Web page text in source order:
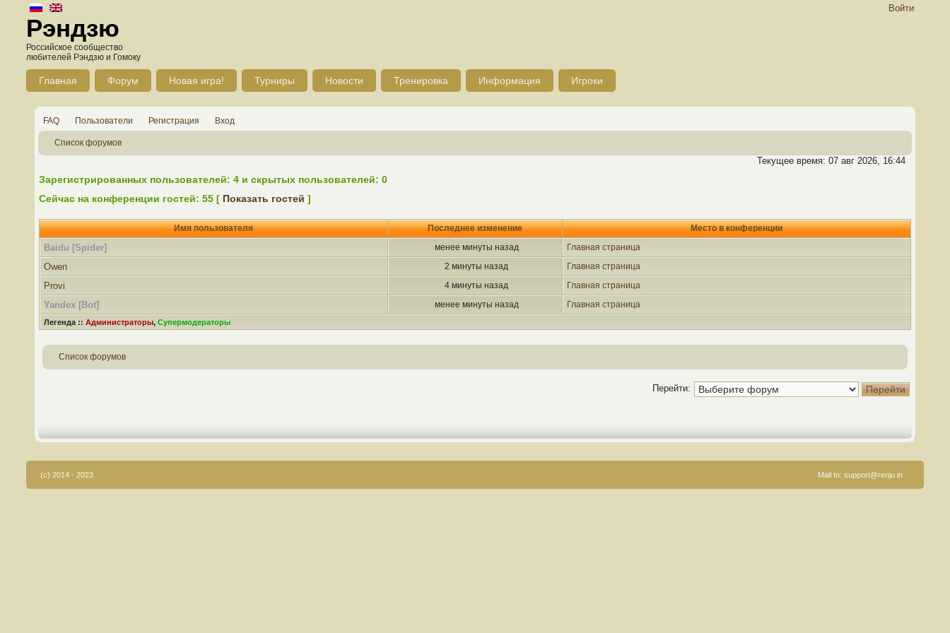
Войти
Рэндзю
Российское сообщество
любителей Рэндзю и Гомоку
Главная Форум Новая игра! Турниры Новости Тренировка Информация Игроки
FAQ Пользователи Регистрация Вход
Список форумов
Текущее время: 07 авг 2026, 16:44
Зарегистрированных пользователей: 4 и скрытых пользователей: 0
Сейчас на конференции гостей: 55 [ Показать гостей ]
Имя пользователя Последнее изменение Место в конференции
Baidu [Spider] менее минуты назад Главная страница
Owen 2 минуты назад Главная страница
Provi 4 минуты назад Главная страница
Yandex [Bot] менее минуты назад Главная страница
Легенда :: Администраторы, Супермодераторы
Список форумов
Перейти:
(c) 2014 - 2023 Mail to: support@renju.in